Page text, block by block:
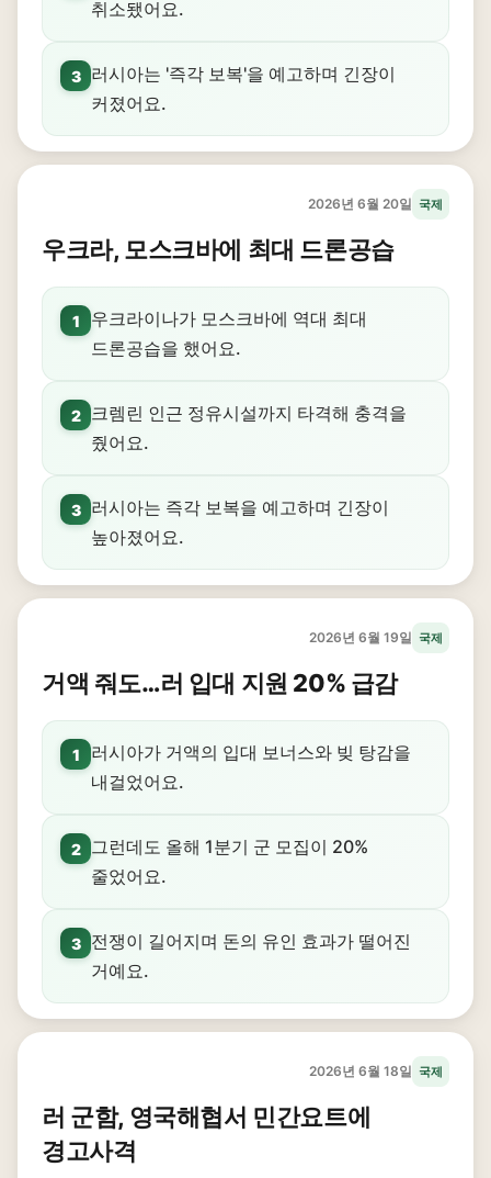
취소됐어요.
3
러시아는 '즉각 보복'을 예고하며 긴장이
커졌어요.
2026년 6월 20일 국제
우크라, 모스크바에 최대 드론공습
1
우크라이나가 모스크바에 역대 최대
드론공습을 했어요.
2
크렘린 인근 정유시설까지 타격해 충격을
줬어요.
3
러시아는 즉각 보복을 예고하며 긴장이
높아졌어요.
2026년 6월 19일 국제
거액 줘도…러 입대 지원 20% 급감
1
러시아가 거액의 입대 보너스와 빚 탕감을
내걸었어요.
2
그런데도 올해 1분기 군 모집이 20%
줄었어요.
3
전쟁이 길어지며 돈의 유인 효과가 떨어진
거예요.
2026년 6월 18일 국제
러 군함, 영국해협서 민간요트에
경고사격